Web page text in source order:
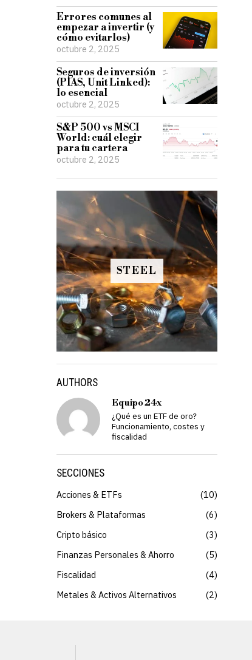
Errores comunes al
empezar a invertir (y
cómo evitarlos)
octubre 2, 2025
Seguros de inversión
(PIAS, Unit Linked):
lo esencial
octubre 2, 2025
S&P 500 vs MSCI
World: cuál elegir
para tu cartera
octubre 2, 2025
STEEL
AUTHORS
Equipo 24x
¿Qué es un ETF de oro?
Funcionamiento, costes y
fiscalidad
SECCIONES
Acciones & ETFs
10
Brokers & Plataformas
6
Cripto básico
3
Finanzas Personales & Ahorro
5
Fiscalidad
4
Metales & Activos Alternativos
2